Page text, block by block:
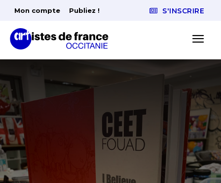
Mon compte Publiez ! S'INSCRIRE